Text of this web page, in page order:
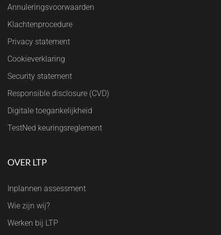
Annuleringsvoorwaarden
Klachtenprocedure
Privacy statement
Cookieverklaring
Security statement
Responsible disclosure (CVD)
Digitale toegankelijkheid
TestNed keuringsreglement
OVER LTP
Inplannen assessment
Wie zijn wij?
Werken bij LTP